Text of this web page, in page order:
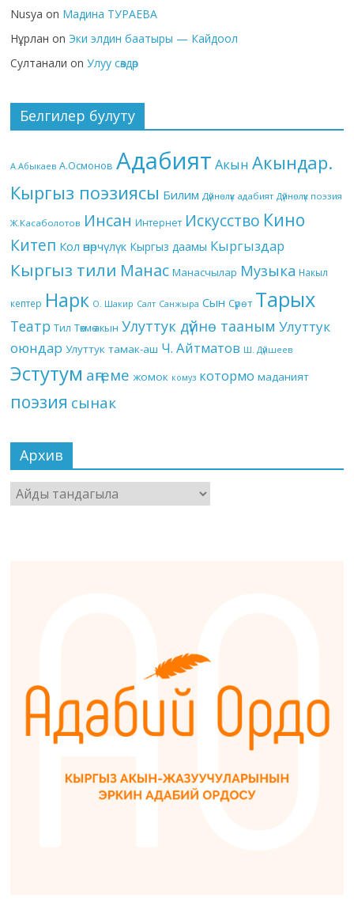
Nusya on Мадина ТУРАЕВА
Нұрлан on Эки элдин баатыры — Кайдоол
Султанали onУлуу сөздөр
Белгилер булуту
А.Абыкаев А.Осмонов Адабият Акын Акындар.
Кыргыз поэзиясы Билим Дүйнөлүк адабият Дүйнөлүк поэзия
Ж.Касаболотов Инсан Интернет Искусство Кино
Китеп Кол өнөрчүлүк Кыргыз даамы Кыргыздар
Кыргыз тили Манас Манасчылар Музыка Накыл
кептер Нарк О. Шакир Салт Санжыра Сын Сүрөт Тарых
Театр Тил Төкмө акын Улуттук дүйнө тааным Улуттук
оюндар Улуттук тамак-аш Ч. Айтматов Ш. Дүйшеев
Эстутум аңгеме жомок комуз котормо маданият
поэзия сынак
Архив
Архив